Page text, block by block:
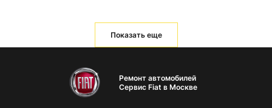
Показать еще
Ремонт автомобилей
Сервис Fiat в Москве